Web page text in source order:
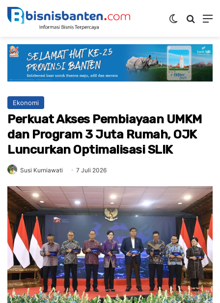
Switch skin
Ekonomi
Perkuat Akses Pembiayaan UMKM
dan Program 3 Juta Rumah, OJK
Luncurkan Optimalisasi SLIK
Susi Kurniawati 7 Juli 2026